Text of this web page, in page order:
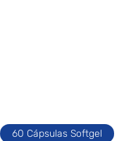
60 Cápsulas Softgel